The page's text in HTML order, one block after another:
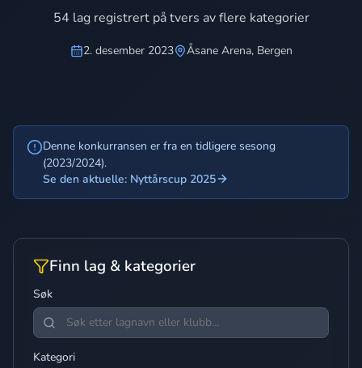
54 lag registrert på tvers av flere kategorier
2. desember 2023 Åsane Arena, Bergen
Denne konkurransen er fra en tidligere sesong
(2023/2024).
Se den aktuelle: Nyttårscup 2025
Finn lag & kategorier
Søk
Kategori